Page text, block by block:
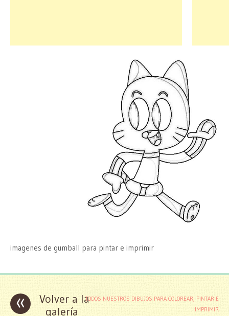
imagenes de gumball para pintar e imprimir
«
Volver a la
galería
TODOS NUESTROS DIBUJOS PARA COLOREAR, PINTAR E
IMPRIMIR